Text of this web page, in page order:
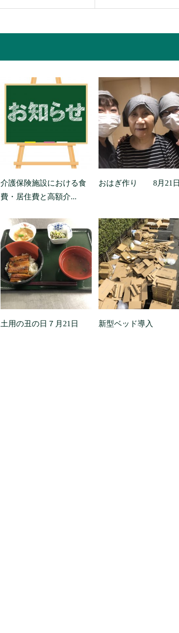
介護保険施設における食
費・居住費と高額介...
おはぎ作り 8月21日
土用の丑の日７月21日 新型ベッド導入